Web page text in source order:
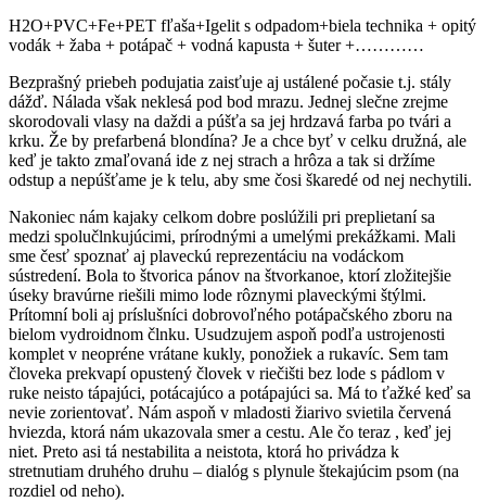
H2O+PVC+Fe+PET fľaša+Igelit s odpadom+biela technika + opitý
vodák + žaba + potápač + vodná kapusta + šuter +…………
Bezprašný priebeh podujatia zaisťuje aj ustálené počasie t.j. stály
dážď. Nálada však neklesá pod bod mrazu. Jednej slečne zrejme
skorodovali vlasy na daždi a púšťa sa jej hrdzavá farba po tvári a
krku. Že by prefarbená blondína? Je a chce byť v celku družná, ale
keď je takto zmaľovaná ide z nej strach a hrôza a tak si držíme
odstup a nepúšťame je k telu, aby sme čosi škaredé od nej nechytili.
Nakoniec nám kajaky celkom dobre poslúžili pri preplietaní sa
medzi spolučlnkujúcimi, prírodnými a umelými prekážkami. Mali
sme česť spoznať aj plaveckú reprezentáciu na vodáckom
sústredení. Bola to štvorica pánov na štvorkanoe, ktorí zložitejšie
úseky bravúrne riešili mimo lode rôznymi plaveckými štýlmi.
Prítomní boli aj príslušníci dobrovoľného potápačského zboru na
bielom vydroidnom člnku. Usudzujem aspoň podľa ustrojenosti
komplet v neopréne vrátane kukly, ponožiek a rukavíc. Sem tam
človeka prekvapí opustený človek v riečišti bez lode s pádlom v
ruke neisto tápajúci, potácajúco a potápajúci sa. Má to ťažké keď sa
nevie zorientovať. Nám aspoň v mladosti žiarivo svietila červená
hviezda, ktorá nám ukazovala smer a cestu. Ale čo teraz , keď jej
niet. Preto asi tá nestabilita a neistota, ktorá ho privádza k
stretnutiam druhého druhu – dialóg s plynule štekajúcim psom (na
rozdiel od neho).